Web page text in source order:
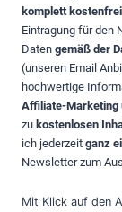
komplett
Eintragung für den
Daten gemäß der
(unseren Email
hochwertige
Affiliate-Marketing
zu kostenlosen
ich jederzeit ganz
Newsletter zum
Mit Klick auf den